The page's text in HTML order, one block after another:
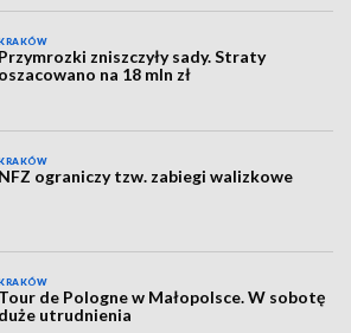
Przymrozki zniszczyły sady. Straty
oszacowano na 18 mln zł
NFZ ograniczy tzw. zabiegi walizkowe
Tour de Pologne w Małopolsce. W sobotę
duże utrudnienia